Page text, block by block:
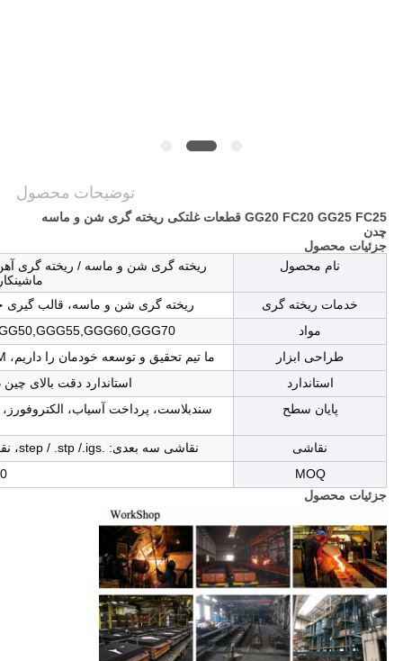
توضیحات محصول
GG20 FC20 GG25 FC25 قطعات غلتکی ریخته گری شن و ماسه
چدن
جزئیات محصول
نام محصول
ریخته گری شن و ماسه / ریخته گری
خدمات ریخته گری
ریخته گری شن و ماسه، قالب
مواد
طراحی ابزار
ما تیم تحقیق و توسعه خودمان را داریم، DFM و تجزیه و تحلیل جریان حالت را انجام می دهیم
استاندارد
استاندارد دقت بالای چین GB. / سفارشی سازی غیر استاندارد
پایان سطح
سندبلاست، پرداخت آسیاب،
نقاشی
نقاشی سه بعدی: .step / .stp /.igs، نقاشی دو بعدی: .dxf/ .dwg / .pdf /.jpg / .tif /.bmp
MOQ
جزئیات محصول